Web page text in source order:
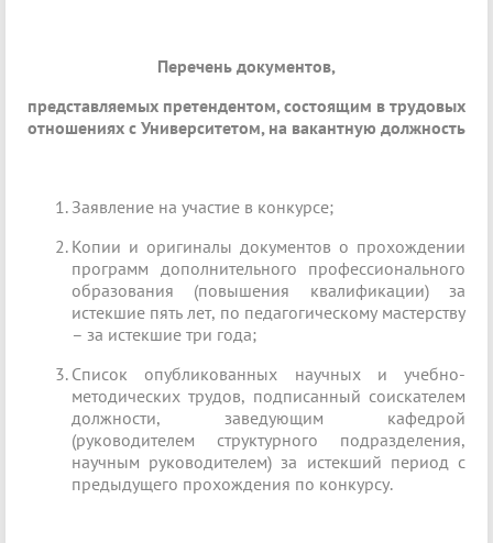
Перечень документов,
представляемых претендентом, состоящим в трудовых
отношениях с Университетом, на вакантную должность
Заявление на участие в конкурсе;
Копии и оригиналы документов о прохождении
программ дополнительного профессионального
образования (повышения квалификации) за
истекшие пять лет, по педагогическому мастерству
– за истекшие три года;
Список опубликованных научных и учебно-
методических трудов, подписанный соискателем
должности, заведующим кафедрой
(руководителем структурного подразделения,
научным руководителем) за истекший период с
предыдущего прохождения по конкурсу.